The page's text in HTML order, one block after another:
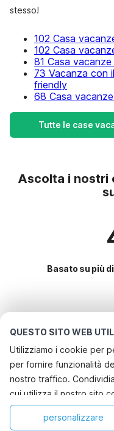
QUESTO SITO WEB
Utilizziamo i cookie per
per fornire funzionalità
nostro traffico.
cui utilizza il nostro sito
analisi dei dati web,
potrebbero combinarle
personalizzare
stesso!
102 Casa
102 Casa
81 Casa
73 Vacanza con
friendly
68 Casa
Tutte le case
Ascolta i nostri
Basato su più
vacanze
Città con i migliori servizi
Casa vacanze a misura di
Casa vacanze a misura di
Casa vacanze a misura di
Servizi più popolari per
verdon
Casa vacanze con piscina
Città più popolari per le